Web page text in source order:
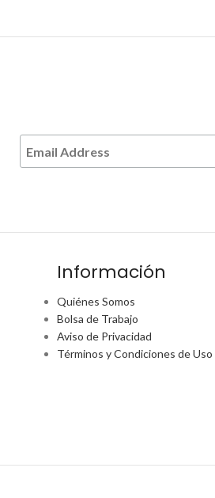
Información
Quiénes Somos
Bolsa de Trabajo
Aviso de Privacidad
Términos y Condiciones de Uso